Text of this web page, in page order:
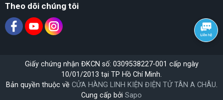
Theo dõi chúng tôi
Bản quyền thuộc về CỬA HÀNG LINH KIỆN ĐIỆN TỬ TÂN A CHÂU.
Cung cấp bởi Sapo
Giấy chứng nhận ĐKCN số: 0309538227-001 cấp ngày
10/01/2013 tại TP Hồ Chí Minh.